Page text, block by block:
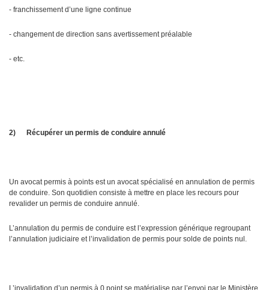
- franchissement d’une ligne continue
- changement de direction sans avertissement préalable
- etc.
2) Récupérer un permis de conduire annulé
Un avocat permis à points est un avocat spécialisé en annulation de permis
de conduire. Son quotidien consiste à mettre en place les recours pour
revalider un permis de conduire annulé.
L’annulation du permis de conduire est l’expression générique regroupant
l’annulation judiciaire et l’invalidation de permis pour solde de points nul.
L’invalidation d’un permis à 0 point se matérialise par l’envoi par le Ministère